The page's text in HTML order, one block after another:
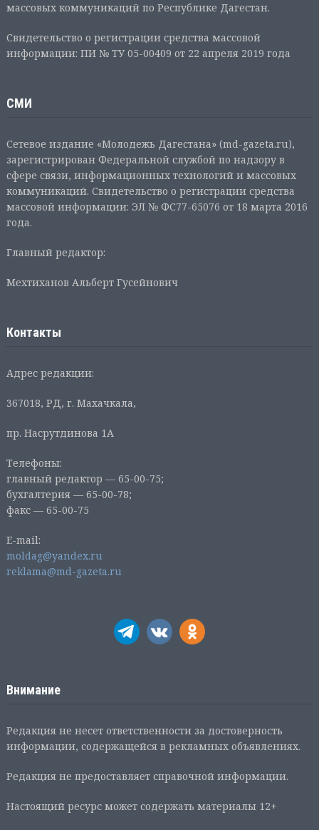
массовых коммуникаций по Республике Дагестан.
Свидетельство о регистрации средства массовой
информации: ПИ № ТУ 05-00409 от 22 апреля 2019 года
СМИ
Сетевое издание «Молодежь Дагестана» (md-gazeta.ru),
зарегистрирован Федеральной службой по надзору в
сфере связи, информационных технологий и массовых
коммуникаций. Свидетельство о регистрации средства
массовой информации: ЭЛ № ФС77-65076 от 18 марта 2016
года.
Главный редактор:
Мехтиханов Альберт Гусейнович
Контакты
Адрес редакции:
367018, РД, г. Махачкала,
пр. Насрутдинова 1А
Телефоны:
главный редактор — 65-00-75;
бухгалтерия — 65-00-78;
факс — 65-00-75
E-mail:
moldag@yandex.ru
reklama@md-gazeta.ru
Внимание
Редакция не несет ответственности за достоверность
информации, содержащейся в рекламных объявлениях.
Редакция не предоставляет справочной информации.
Настоящий ресурс может содержать материалы 12+